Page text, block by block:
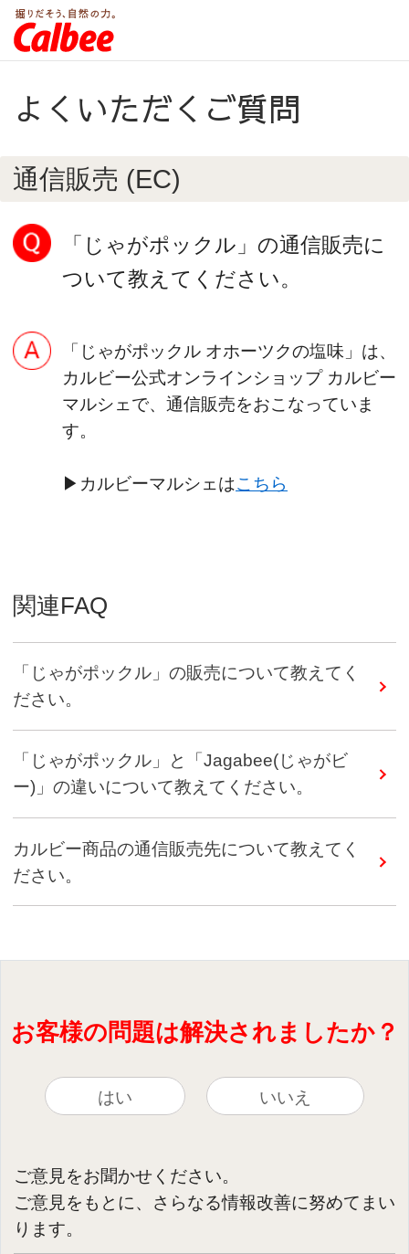
よくいただくご質問
通信販売 (EC)
「じゃがポックル」の通信販売に
ついて教えてください。
「じゃがポックル オホーツクの塩味」は、
カルビー公式オンラインショップ カルビー
マルシェで、通信販売をおこなっていま
す。
▶カルビーマルシェはこちら
関連FAQ
「じゃがポックル」の販売について教えてく
ださい。
「じゃがポックル」と「Jagabee(じゃがビ
ー)」の違いについて教えてください。
カルビー商品の通信販売先について教えてく
ださい。
お客様の問題は解決されましたか？
はい いいえ
ご意見をお聞かせください。
ご意見をもとに、さらなる情報改善に努めてまい
ります。